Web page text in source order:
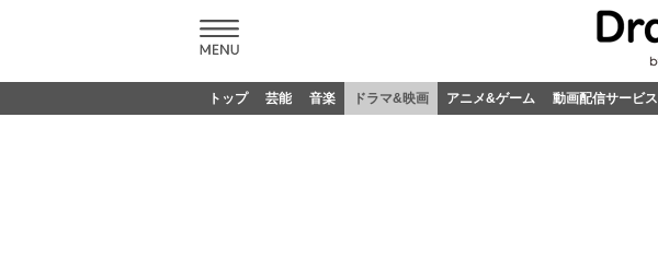
トップ 芸能 音楽 ドラマ&映画 アニメ&ゲーム 動画配信サービス